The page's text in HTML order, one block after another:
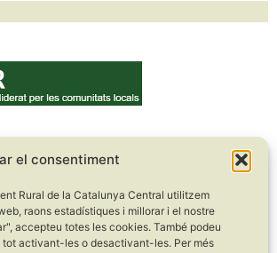
el consentiment
Rural de la Catalunya Central utilitzem
raons estadístiques i millorar i el nostre
accepteu totes les cookies. També podeu
activant-les o desactivant-les. Per més